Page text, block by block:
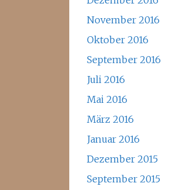
November 2016
Oktober 2016
September 2016
Juli 2016
Mai 2016
März 2016
Januar 2016
Dezember 2015
September 2015